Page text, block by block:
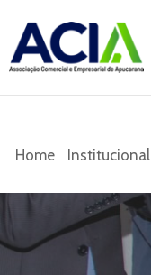
Home Institucional